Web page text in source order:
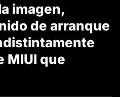
imagen,
de arranque
MIUI que